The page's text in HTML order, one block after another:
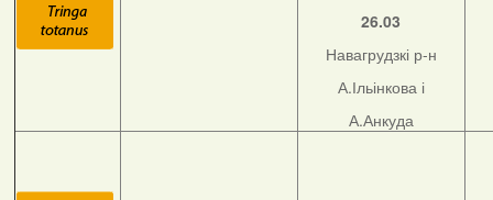
26.03
Навагрудзкі р-н
А.Ільінкова і
А.Анкуда